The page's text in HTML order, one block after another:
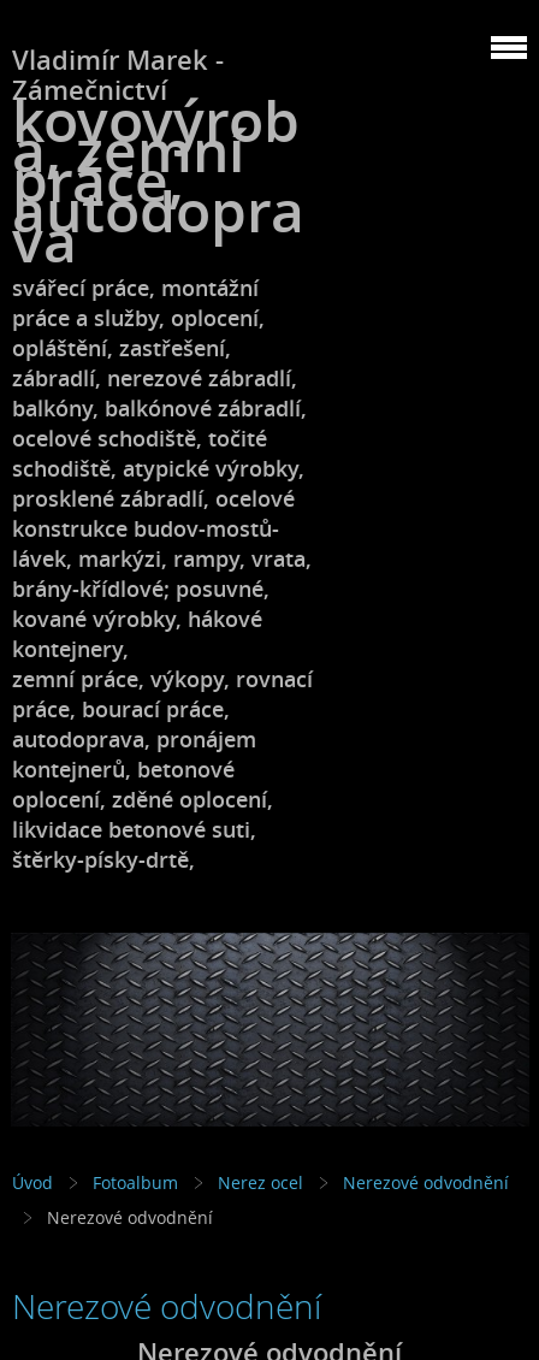
Vladimír Marek -
Zámečnictví
kovovýrob
a, zemní
práce,
autodopra
va
svářecí práce, montážní
práce a služby, oplocení,
opláštění, zastřešení,
zábradlí, nerezové zábradlí,
balkóny, balkónové zábradlí,
ocelové schodiště, točité
schodiště, atypické výrobky,
prosklené zábradlí, ocelové
konstrukce budov-mostů-
lávek, markýzi, rampy, vrata,
brány-křídlové; posuvné,
kované výrobky, hákové
kontejnery,
zemní práce, výkopy, rovnací
práce, bourací práce,
autodoprava, pronájem
kontejnerů, betonové
oplocení, zděné oplocení,
likvidace betonové suti,
štěrky-písky-drtě,
Úvod Fotoalbum Nerez ocel
Nerezové odvodnění
Nerezové odvodnění
Nerezové odvodnění
Nerezové odvodnění